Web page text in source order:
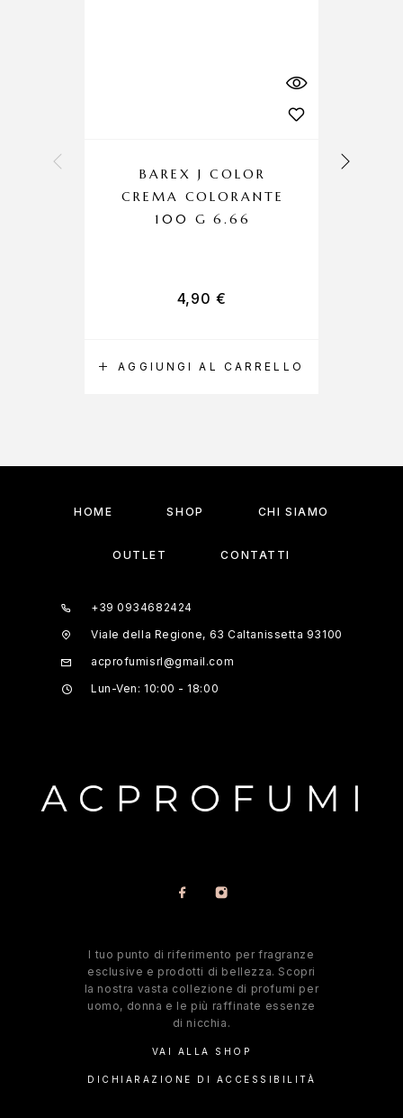
AGGIUNGI AL CARRELLO
BAREX J COLOR
CREMA COLORANTE
100 G 6.66
4,90 €
HOME SHOP CHI SIAMO
OUTLET CONTATTI
+39 0934682424
Viale della Regione, 63 Caltanissetta 93100
acprofumisrl@gmail.com
Lun-Ven: 10:00 - 18:00
l tuo punto di riferimento per fragranze
esclusive e prodotti di bellezza. Scopri
la nostra vasta collezione di profumi per
uomo, donna e le più raffinate essenze
di nicchia.
VAI ALLA SHOP
DICHIARAZIONE DI ACCESSIBILITÀ